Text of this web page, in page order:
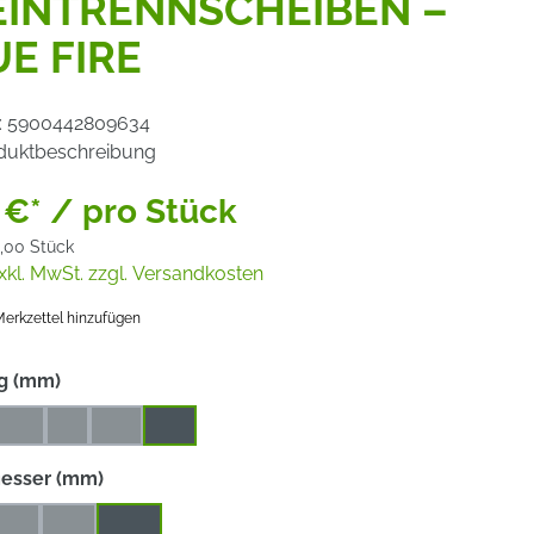
FIRE
5900442809634
€* / pro Stück
Stück
MwSt. zzgl. Versandkosten
hinzufügen
(mm)auswählen
ist zurzeit nicht verfügbar.)
(Diese Option ist zurzeit nicht verfügbar.)
(Diese Option ist zurzeit nicht verfügbar.)
(Diese Option ist zurzeit nicht verfügbar.)
(mm)auswählen